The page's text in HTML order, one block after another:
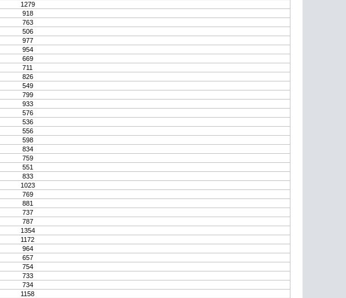
1279
918
763
506
977
954
669
711
826
549
799
933
576
536
556
598
834
759
551
833
1023
769
881
737
787
1354
1172
964
657
754
733
734
1158